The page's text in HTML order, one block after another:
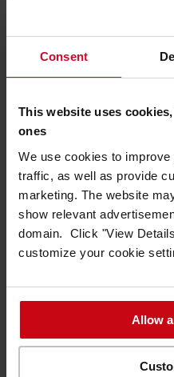
Consent
This website uses
ones
We use cookies to
traffic, as well as provide
marketing. The website
show relevant
domain. Click "View
customize your cookie
Allow
Poplära artiklar
Kör ni truck på inhägnat